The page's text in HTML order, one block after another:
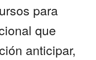
para
que
anticipar,